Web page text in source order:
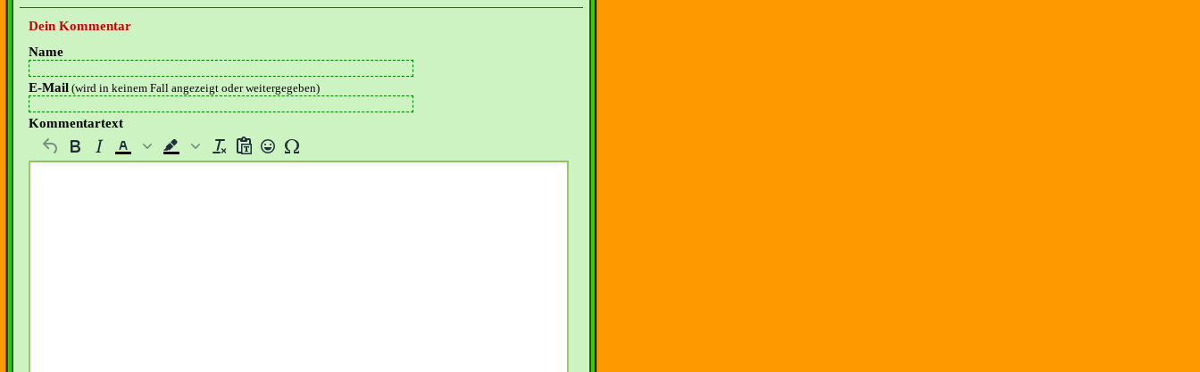
Dein Kommentar
Name
E-Mail (wird in keinem Fall angezeigt oder weitergegeben)
Kommentartext